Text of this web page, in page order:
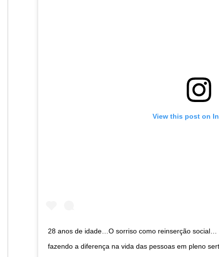
View this post on
28 anos de idade…O sorriso como reinserção social…
fazendo a diferença na vida das pessoas em pleno